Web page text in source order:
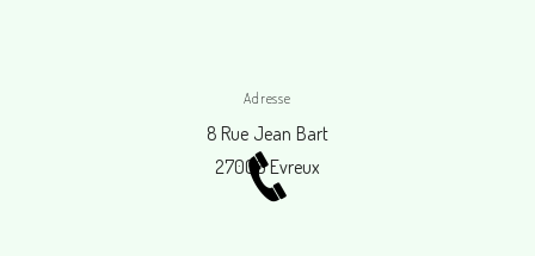
Adresse
8 Rue Jean Bart
27000 Evreux